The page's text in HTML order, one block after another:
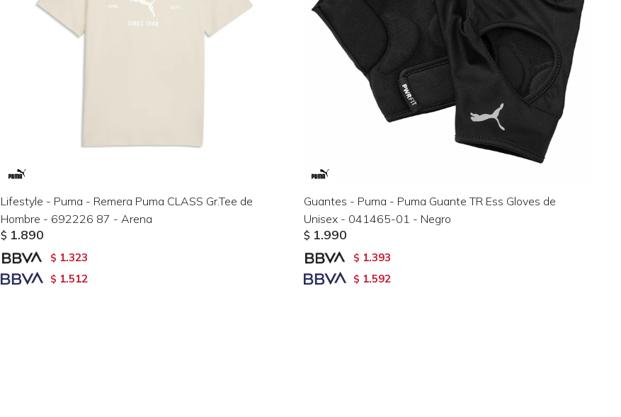
Lifestyle - Puma - Remera Puma CLASS Gr.Tee de
Hombre - 692226 87 - Arena
$ 1.890
$ 1.323
$ 1.512
Guantes - Puma - Puma Guante TR Ess Gloves de
Unisex - 041465-01 - Negro
$ 1.990
$ 1.393
$ 1.592